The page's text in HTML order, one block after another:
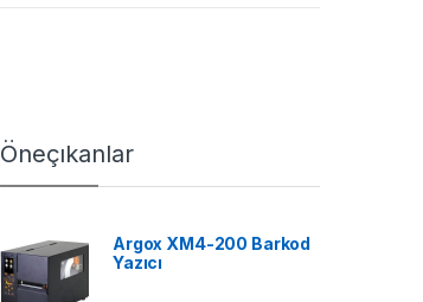
Öneçıkanlar
Argox XM4-200 Barkod
Yazıcı